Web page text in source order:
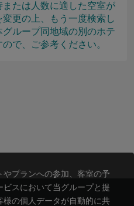
たは人数に適した空室が
更の上、もう一度検索し
ループ同地域の別のホテ
で、ご参考ください。
プランへの参加、客室の予
スにおいて当グループと提
の個人データが自動的に共